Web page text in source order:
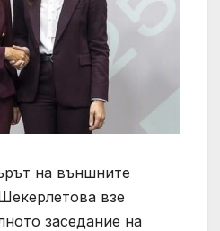
на външните
взе
заседание на